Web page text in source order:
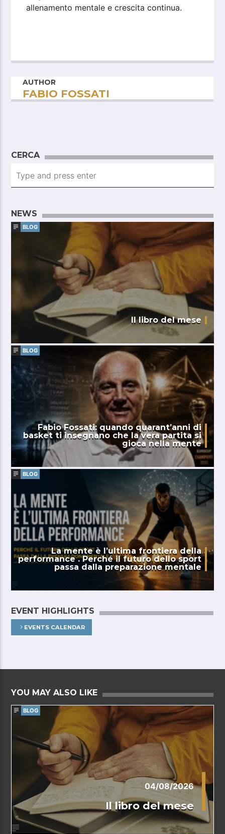
allenamento mentale e crescita continua.
AUTHOR
FABIO FOSSATI
CERCA
NEWS
BLOG
Il libro del mese
BLOG
Fabio Fossati: quando quarant’anni di
basket ti insegnano che la vera partita si
gioca nella mente
BLOG
La mente è l’ultima frontiera della
performance . Perché il futuro dello sport
passa dalla preparazione mentale
EVENT HIGHLIGHTS
EVENTS CALENDAR
YOU MAY ALSO LIKE
BLOG
04/08/2026
Il libro del mese